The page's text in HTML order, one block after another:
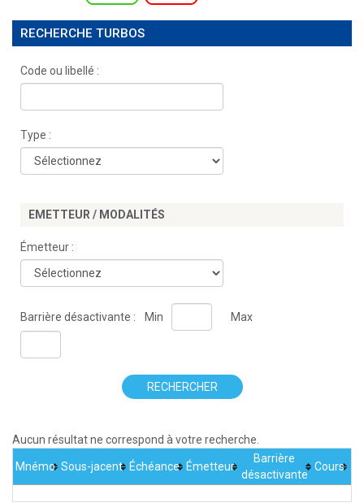
RECHERCHE TURBOS
Code ou libellé :
Type :
EMETTEUR / MODALITÉS
Émetteur :
Barrière désactivante : Min Max
RECHERCHER
Aucun résultat ne correspond à votre recherche.
Mnémo Sous-jacent Échéance Émetteur
Barrière
désactivante
Cours